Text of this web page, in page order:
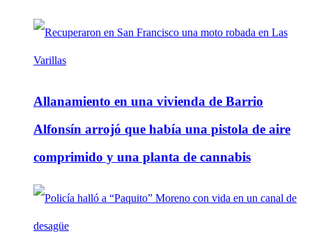
Allanamiento en una vivienda de Barrio
Alfonsín arrojó que había una pistola de aire
comprimido y una planta de cannabis